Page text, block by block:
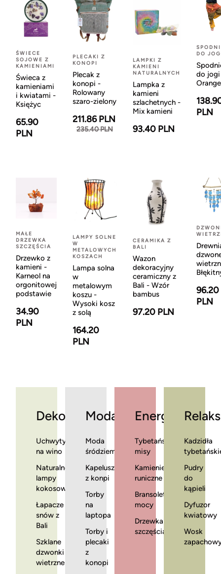
ŚWIECE
SOJOWE Z
KAMIENIAMI
Świeca z
kamieniami
i kwiatami -
Księżyc
65.90
PLN
PLECAKI Z
KONOPI
Plecak z
konopi -
Rolowany
szaro-zielony
211.86 PLN
235.40 PLN
LAMPKI Z
KAMIENI
NATURALNYCH
Lampka z
kamieni
szlachetnych -
Mix kamieni
93.40 PLN
DO
do
Orange
PLN
MAŁE
DRZEWKA
SZCZĘŚCIA
Drzewko z
kamieni -
Karneol na
orgonitowej
podstawie
34.90
PLN
LAMPY SOLNE
W
METALOWYCH
KOSZACH
Lampa solna
w
metalowym
koszu -
Wysoki kosz
z solą
164.20
PLN
CERAMIKA Z
BALI
Wazon
dekoracyjny
ceramiczny z
Bali - Wzór
bambus
97.20 PLN
96.20
PLN
Dekoracje
Uchwyty
na wino
Naturalne
lampy
kokosowe
Łapacze
snów z
Bali
Szklane
dzwonki
wietrzne
Moda
Moda
śródziemnomorska
Kapelusze
z konpi
Torby
na
laptopa
Torby i
plecaki
z
konopi
Energia
Tybetańskie
misy
Kamienie
runiczne
Bransoletki
mocy
Drzewka
szczęścia
Relaks
Kadzidła
Pudry
do
kąpieli
Dyfuzor
kwiatowy
Wosk